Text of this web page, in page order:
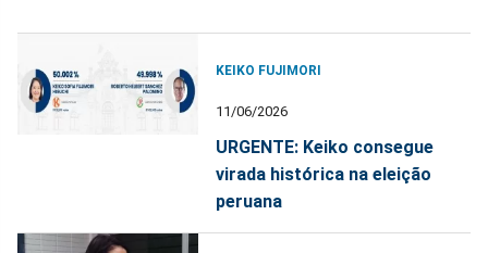
KEIKO FUJIMORI
11/06/2026
URGENTE: Keiko consegue
virada histórica na eleição
peruana